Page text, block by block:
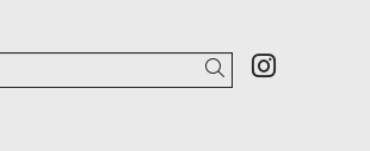
Link a
Cercar